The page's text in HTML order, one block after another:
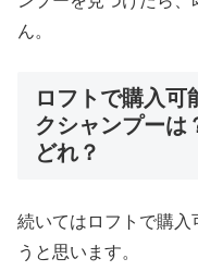
ん。
ロフトで購入可
クシャンプーは
どれ？
続いてはロフトで購入
うと思います。